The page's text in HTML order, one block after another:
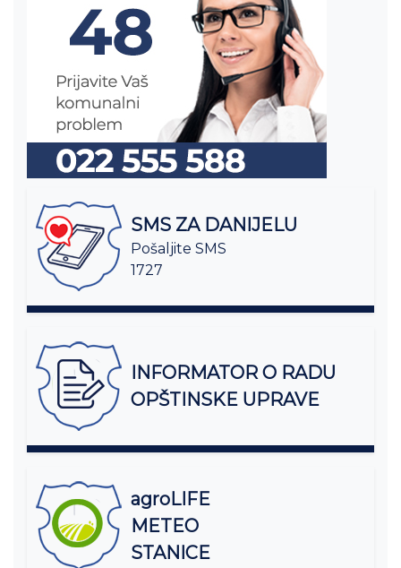
SMS ZA DANIJELU
Pošaljite SMS
1727
INFORMATOR O RADU
OPŠTINSKE UPRAVE
agroLIFE
METEO
STANICE